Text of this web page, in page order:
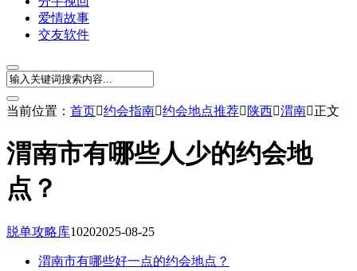
爱情故事
交友软件
当前位置： 首页约会指南约会地点推荐 陕西渭南正文
渭南市有哪些人少的约会地
点？
脱单攻略库10202025-08-25
渭南市有哪些好一点的约会地点？